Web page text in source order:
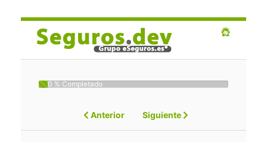
Anterior
0 % Completado
Siguiente